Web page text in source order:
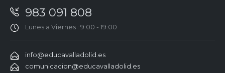
983 091 808
Lunes a Viernes : 9:00 - 19:00
info@educavalladolid.es
comunicacion@educavalladolid.es